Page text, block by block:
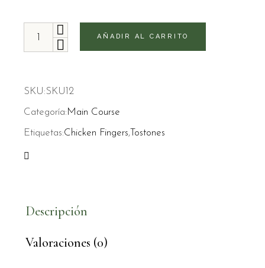
Chicken Fingers and Tostones quantity
AÑADIR AL CARRITO
SKU:SKU12
Categoría:Main Course
Etiquetas:Chicken Fingers, Tostones
Descripción
Valoraciones (0)